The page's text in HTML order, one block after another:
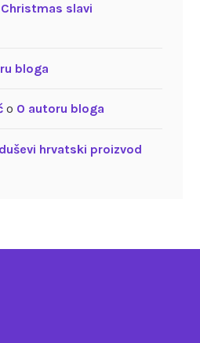
slavi
bloga
o O autoru bloga
hrvatski proizvod